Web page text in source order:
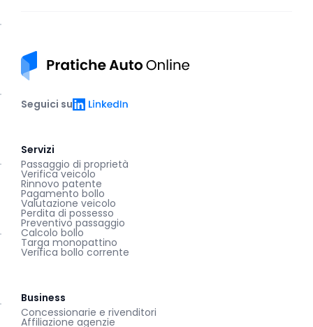
LinkedIn
Seguici su
Servizi
Passaggio di proprietà
Verifica veicolo
Rinnovo patente
Pagamento bollo
Valutazione veicolo
Perdita di possesso
Preventivo passaggio
Calcolo bollo
Targa monopattino
Verifica bollo corrente
Business
Concessionarie e rivenditori
Affiliazione agenzie